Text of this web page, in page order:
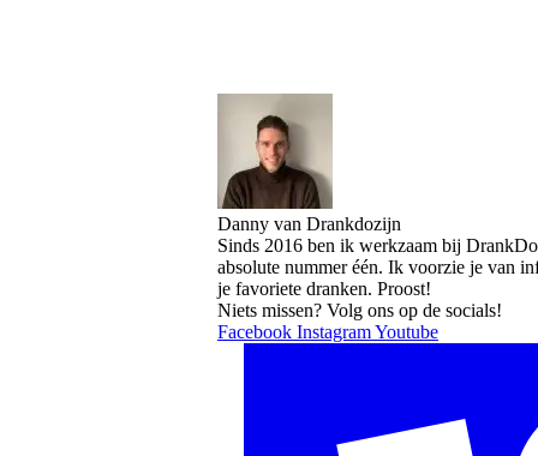
Danny van Drankdozijn
Sinds 2016 ben ik werkzaam bij
absolute nummer één. Ik voorzie je van
je favoriete dranken. Proost!
Niets missen? Volg ons op de socials!
Facebook InstagramYoutube